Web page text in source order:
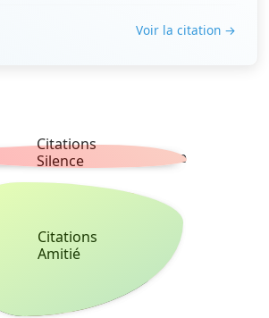
Voir la citation →
Citations
Silence
Citations
Amitié